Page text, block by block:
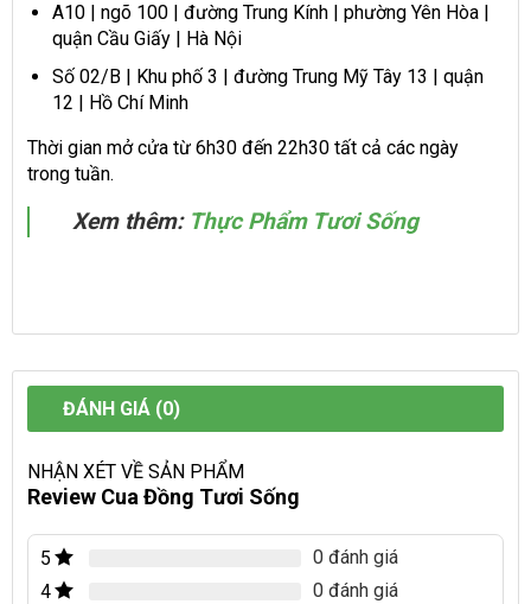
A10 | ngõ 100 | đường Trung Kính | phường Yên Hòa |
quận Cầu Giấy | Hà Nội
Số 02/B | Khu phố 3 | đường Trung Mỹ Tây 13 | quận
12 | Hồ Chí Minh
Thời gian mở cửa từ 6h30 đến 22h30 tất cả các ngày
trong tuần.
Xem thêm: Thực Phẩm Tươi Sống
ĐÁNH GIÁ (0)
NHẬN XÉT VỀ SẢN PHẨM
Review Cua Đồng Tươi Sống
5
0 đánh giá
4
0 đánh giá